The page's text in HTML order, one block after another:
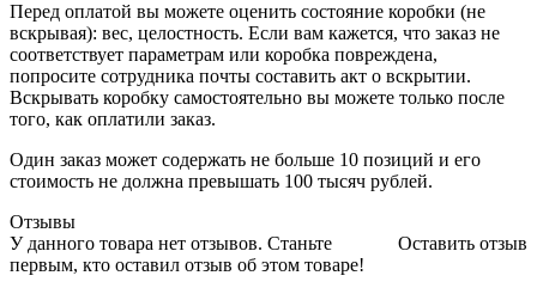
Перед оплатой вы можете оценить состояние коробки (не
вскрывая): вес, целостность. Если вам кажется, что заказ не
соответствует параметрам или коробка повреждена,
попросите сотрудника почты составить акт о вскрытии.
Вскрывать коробку самостоятельно вы можете только после
того, как оплатили заказ.
Один заказ может содержать не больше 10 позиций и его
стоимость не должна превышать 100 тысяч рублей.
Отзывы
Оставить отзыв
У данного товара нет отзывов. Станьте
первым, кто оставил отзыв об этом товаре!